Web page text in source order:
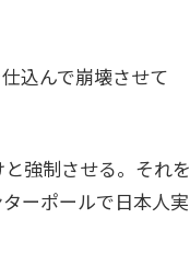
込んで崩壊させて
強制させる。それを
ーポールで日本人実